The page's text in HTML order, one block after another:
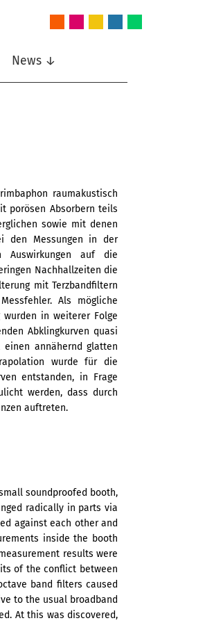
News ↓
raumakustisch
porösen Absorbern teils
sowie mit denen
den Messungen in der
Auswirkungen auf die
Nachhallzeiten die
mit Terzbandfiltern
Als mögliche
in weiterer Folge
Abklingkurven quasi
einen annähernd glatten
wurde für die
entstanden, in Frage
werden, dass durch
auftreten.
soundproofed booth,
radically in parts via
against each other and
inside the booth
results were
of the conflict between
band filters caused
to the usual broadband
At this was discovered,